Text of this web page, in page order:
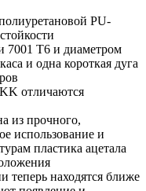
PU-
T6 и диаметром
и одна короткая дуга
отличаются
из прочного,
использование и
пластика ацетала
теперь находятся ближе